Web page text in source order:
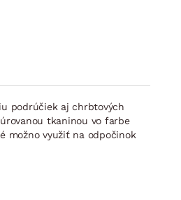
podrúčiek aj chrbtových
tkaninou vo farbe
možno využiť na odpočinok